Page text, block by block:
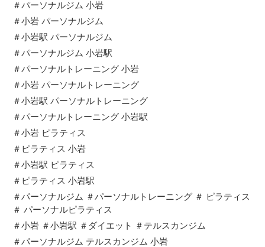
＃パーソナルジム 小岩
＃小岩 パーソナルジム
＃小岩駅 パーソナルジム
＃パーソナルジム 小岩駅
＃パーソナルトレーニング 小岩
＃小岩 パーソナルトレーニング
＃小岩駅 パーソナルトレーニング
＃パーソナルトレーニング 小岩駅
＃小岩 ピラティス
＃ピラティス 小岩
＃小岩駅 ピラティス
＃ピラティス 小岩駅
＃パーソナルジム ＃パーソナルトレーニング ＃ ピラティス
＃ パーソナルピラティス
＃小岩 ＃小岩駅 ＃ダイエット ＃テルスカンジム
＃パーソナルジム テルスカンジム 小岩